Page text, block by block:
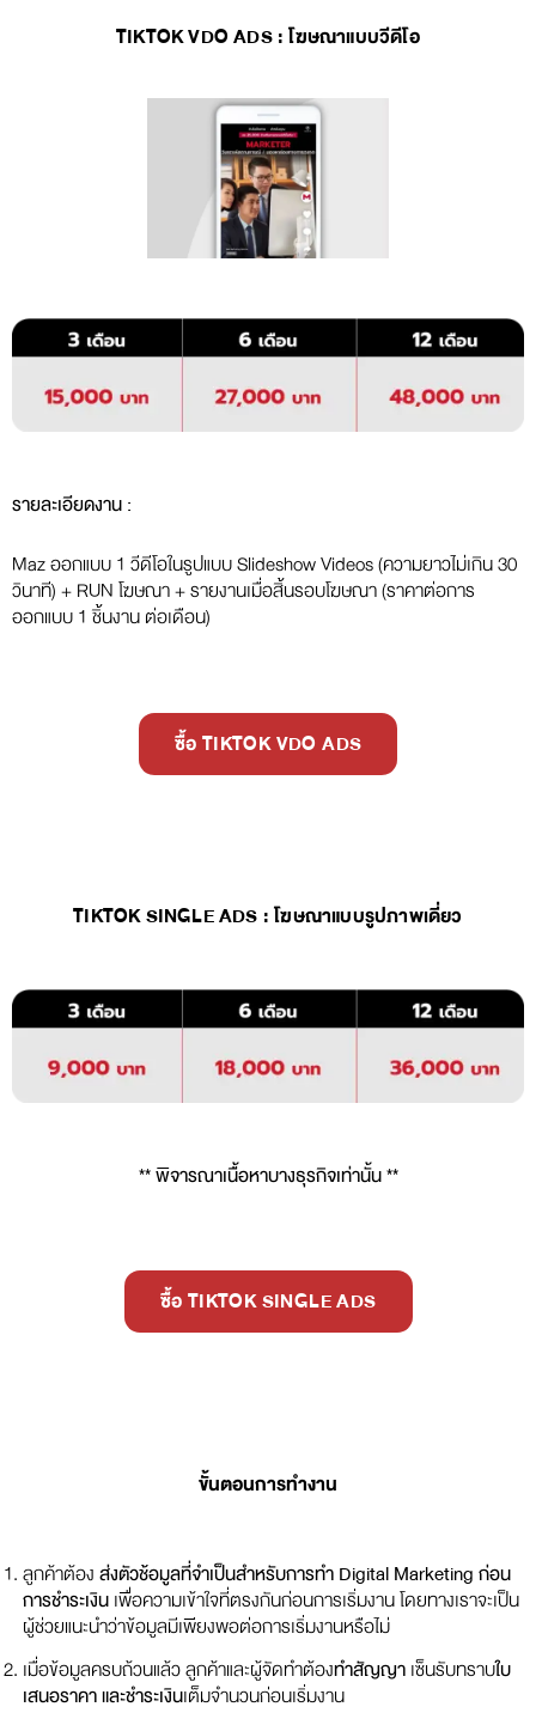
TIKTOK VDO ADS : โฆษณาแบบวีดีโอ
รายละเอียดงาน :
Maz ออกแบบ 1 วีดีโอในรูปแบบ Slideshow Videos (ความยาวไม่เกิน 30
วินาที) + RUN โฆษณา + รายงานเมื่อสิ้นรอบโฆษณา (ราคาต่อการ
ออกแบบ 1 ชิ้นงาน ต่อเดือน)
ซื้อ TIKTOK VDO ADS
TIKTOK SINGLE ADS : โฆษณาแบบรูปภาพเดี่ยว
** พิจารณาเนื้อหาบางธุรกิจเท่านั้น **
ซื้อ TIKTOK SINGLE ADS
ขั้นตอนการทำงาน
ลูกค้าต้องส่งตัวช้อมูลที่จำเป็นสำหรับการทำ Digital Marketing ก่อน
การชำระเงินเพื่อความเข้าใจที่ตรงกันก่อนการเริ่มงาน โดยทางเราจะเป็น
ผู้ช่วยแนะนำว่าข้อมูลมีเพียงพอต่อการเริ่มงานหรือไม่
เมื่อข้อมูลครบถ้วนแล้ว ลูกค้าและผู้จัดทำต้องทำสัญญาเซ็นรับทราบใบ
เสนอราคา และชำระเงินเต็มจำนวนก่อนเริ่มงาน